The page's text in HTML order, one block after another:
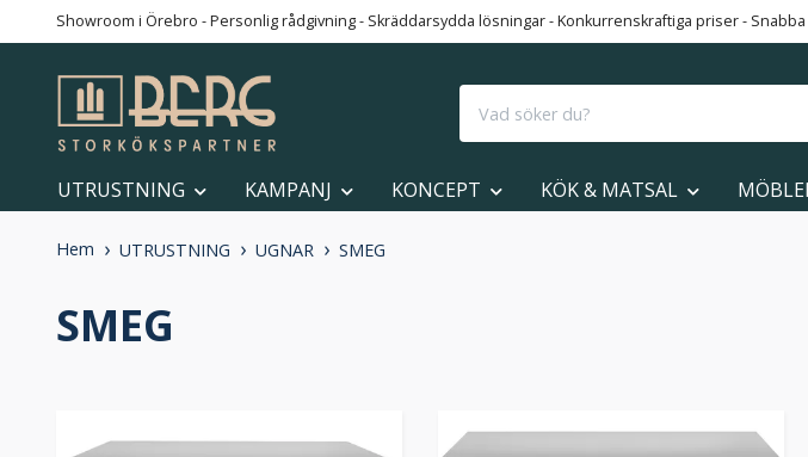
Showroom i Örebro - Personlig rådgivning - Skräddarsydda lösningar - Konkurrenskraftiga priser -
UTRUSTNING KAMPANJ KONCEPT KÖK & MATSAL
Hem UTRUSTNING UGNAR SMEG
SMEG